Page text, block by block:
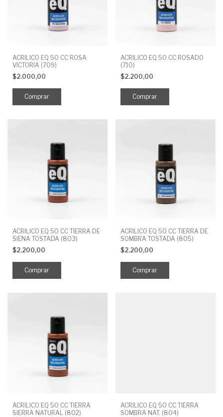
ACRILICO EQ 50 CC ROSA
VICTORIA (709)
$2.000,00
ACRILICO EQ 50 CC ROSADO
(710)
$2.200,00
ACRILICO EQ 50 CC TIERRA DE
SIENA TOSTADA (803)
$2.200,00
ACRILICO EQ 50 CC TIERRA DE
SOMBRA TOSTADA (805)
$2.200,00
ACRILICO EQ 50 CC TIERRA
SIERRA NATURAL (802)
ACRILICO EQ 50 CC TIERRA
SOMBRA NAT. (804)